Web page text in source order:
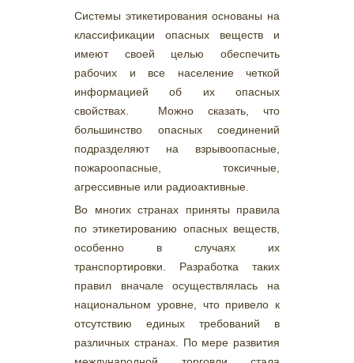
Системы этикетирования основаны на
классификации опасных веществ и
имеют своей целью обеспечить
рабочих и все население четкой
информацией об их опасных
свойствах. Можно сказать, что
большинство опасных соединений
подразделяют на взрывоопасные,
пожароопасные, токсичные,
агрессивные или радиоактивные.
Во многих странах приняты правила
по этикетированию опасных веществ,
особенно в случаях их
транспортировки. Разработка таких
правил вначале осуществлялась на
национальном уровне, что привело к
отсутствию единых требований в
различных странах. По мере развития